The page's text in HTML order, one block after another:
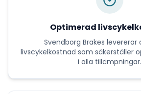
Optimerad
Svendborg Brakes levererar
livscykelkostnad som säkerställer
i alla tillämpningar.